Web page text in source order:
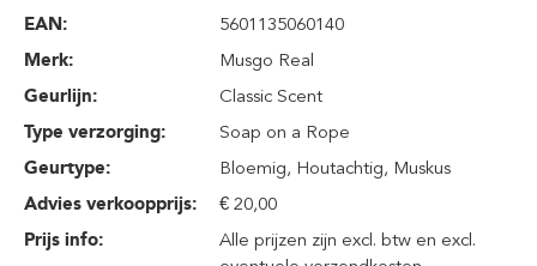
EAN:
5601135060140
Merk:
Musgo Real
Geurlijn:
Classic Scent
Type verzorging:
Soap on a Rope
Geurtype:
Bloemig, Houtachtig, Muskus
Advies verkoopprijs:
€ 20,00
Prijs info:
Alle prijzen zijn excl. btw en excl.